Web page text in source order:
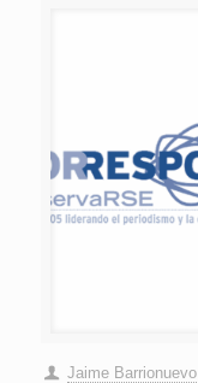
Jaime Barrionuevo